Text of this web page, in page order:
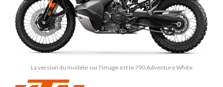
La version du modèle sur l'image est le 790 Adventure White